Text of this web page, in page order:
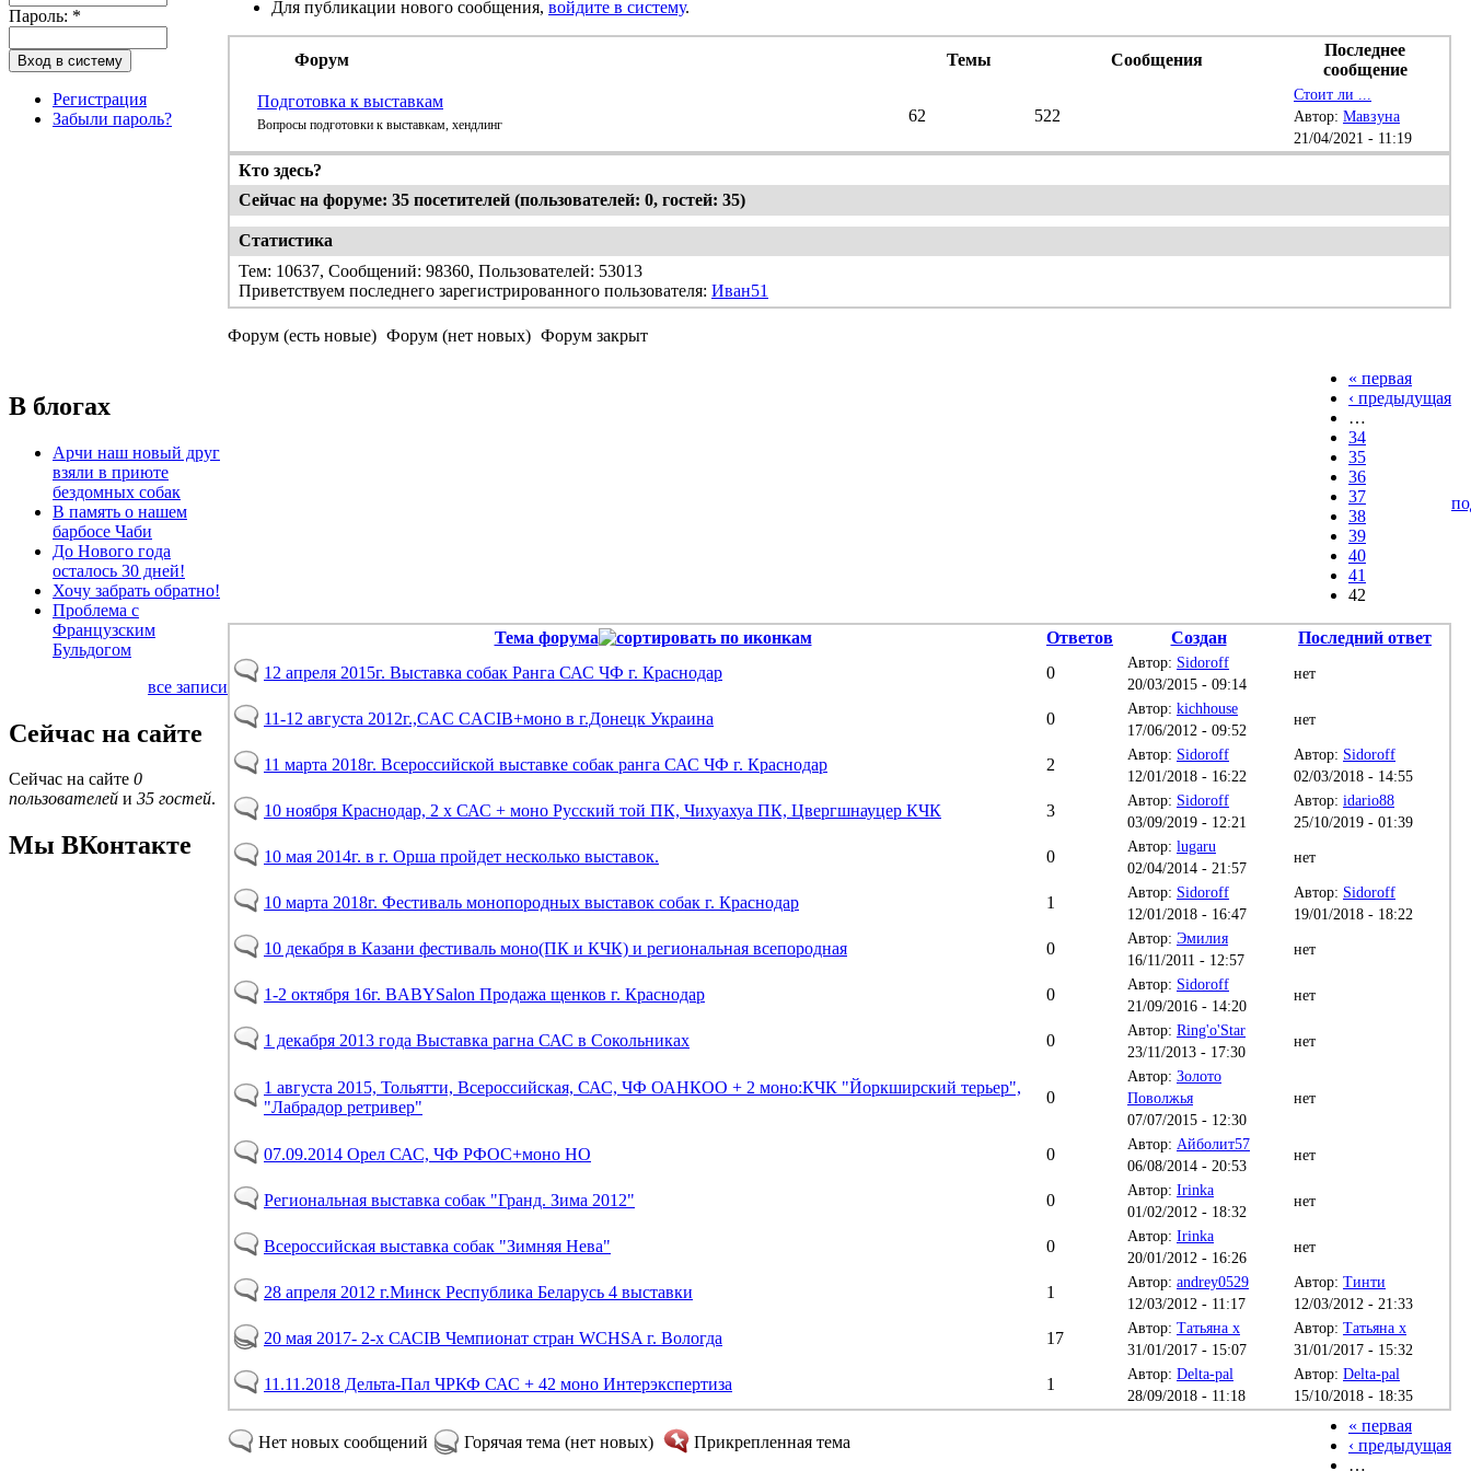
Пароль: *
Регистрация
Забыли пароль?
В блогах
Арчи наш новый друг
взяли в приюте
бездомных собак
В память о нашем
барбосе Чаби
До Нового года
осталось 30 дней!
Хочу забрать обратно!
Проблема с
Французским
Бульдогом
все записи
Сейчас на сайте
Сейчас на сайте 0
пользователей и 35 гостей.
Мы ВКонтакте
Для публикации нового сообщения, войдите в систему.
Форум Темы Сообщения
Последнее
сообщение
Подготовка к выставкам
Вопросы подготовки к выставкам, хендлинг 62 522
Стоит ли ...
Автор: Мавзуна
21/04/2021 - 11:19
Кто здесь?
Сейчас на форуме: 35 посетителей (пользователей: 0, гостей: 35)
Статистика
Тем: 10637, Сообщений: 98360, Пользователей: 53013
Приветствуем последнего зарегистрированного пользователя: Иван51
Форум (есть новые) Форум (нет новых) Форум закрыт
« первая
‹ предыдущая
…
34
35
36
37
38
39
40
41
42
Тема форума Ответов Создан
Последний ответ
12 апреля 2015г. Выставка собак Ранга САС ЧФ г. Краснодар
0
Автор: Sidoroff
20/03/2015 - 09:14
нет
11-12 августа 2012г.,CAC CACIB+моно в г.Донецк Украина 0
Автор: kichhouse
17/06/2012 - 09:52
нет
11 марта 2018г. Всероссийской выставке собак ранга САС ЧФ г. Краснодар 2
Автор: Sidoroff
12/01/2018 - 16:22
Автор: Sidoroff
02/03/2018 - 14:55
10 ноября Краснодар, 2 х САС + моно Русский той ПК, Чихуахуа ПК, Цвергшнауцер КЧК 3
Автор: Sidoroff
03/09/2019 - 12:21
Автор: idario88
25/10/2019 - 01:39
10 мая 2014г. в г. Орша пройдет несколько выставок. 0
Автор: lugaru
02/04/2014 - 21:57
нет
10 марта 2018г. Фестиваль монопородных выставок собак г. Краснодар 1
Автор: Sidoroff
12/01/2018 - 16:47
Автор: Sidoroff
19/01/2018 - 18:22
10 декабря в Казани фестиваль моно(ПК и КЧК) и региональная всепородная 0
Автор: Эмилия
16/11/2011 - 12:57
нет
1-2 октября 16г. BABYSalon Продажа щенков г. Краснодар 0
Автор: Sidoroff
21/09/2016 - 14:20
нет
1 декабря 2013 года Выставка рагна САС в Сокольниках 0
Автор: Ring'o'Star
23/11/2013 - 17:30
нет
1 августа 2015, Тольятти, Всероссийская, САС, ЧФ ОАНКОО + 2 моно:КЧК "Йоркширский терьер",
"Лабрадор ретривер"
0
Автор: Золото
Поволжья
07/07/2015 - 12:30
нет
07.09.2014 Орел САС, ЧФ РФОС+моно НО 0
Автор: Айболит57
06/08/2014 - 20:53
нет
Региональная выставка собак "Гранд. Зима 2012" 0
Автор: Irinka
01/02/2012 - 18:32
нет
Всероссийская выставка собак "Зимняя Нева" 0
Автор: Irinka
20/01/2012 - 16:26
нет
28 апреля 2012 г.Минск Республика Беларусь 4 выставки 1
Автор: andrey0529
12/03/2012 - 11:17
Автор: Тинти
12/03/2012 - 21:33
20 мая 2017- 2-х САСIB Чемпионат стран WCHSA г. Вологда 17
Автор: Татьяна х
31/01/2017 - 15:07
Автор: Татьяна х
31/01/2017 - 15:32
11.11.2018 Дельта-Пал ЧРКФ САС + 42 моно Интерэкспертиза 1
Автор: Delta-pal
28/09/2018 - 11:18
Автор: Delta-pal
15/10/2018 - 18:35
Нет новых сообщений Горячая тема (нет новых) Прикрепленная тема
« первая
‹ предыдущая
…